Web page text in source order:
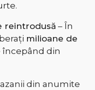
reintrodusă – În
milioane de
începând din
din anumite